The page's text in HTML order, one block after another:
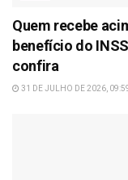
Quem recebe
benefício do
confira
31 DE JULHO DE 2026,